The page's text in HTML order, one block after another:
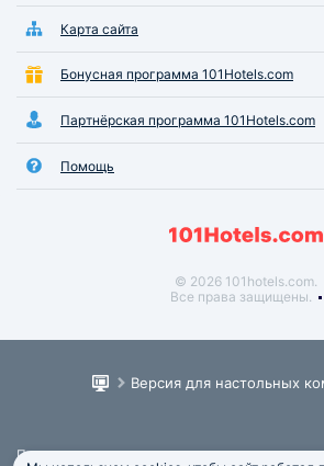
Карта сайта
Бонусная программа 101Hotels.com
Партнёрская программа 101Hotels.com
Помощь
© 2026 101hotels.com.
Все права защищены.
Версия для настольных
Пользовательское соглашение